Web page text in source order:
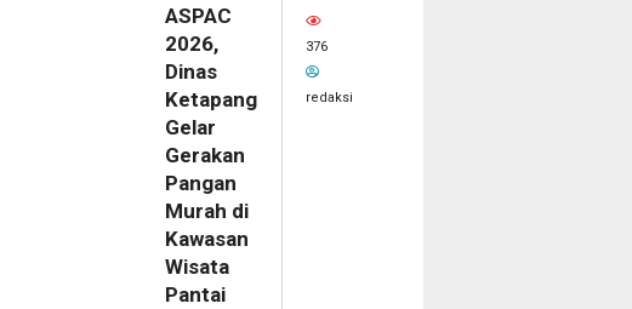
ASPAC
2026,
Dinas
Ketapang
Gelar
Gerakan
Pangan
Murah di
Kawasan
Wisata
Pantai
376
redaksi